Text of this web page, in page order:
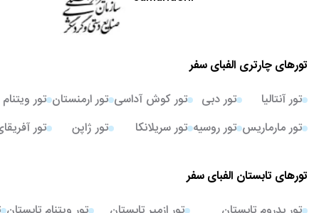
تورهای چارتری الفبای سفر
تور آنتالیا
تور مارماریس
تور دبی
تور روسیه
تور کوش آداسی
تور سریلانکا
تور ارمنستان
تور ژاپن
تور ویتنام
تور
تورهای تابستان الفبای سفر